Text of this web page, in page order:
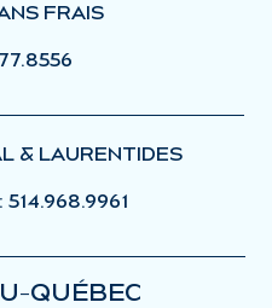
FRAIS
& LAURENTIDES
514.968.9961
QUÉBEC